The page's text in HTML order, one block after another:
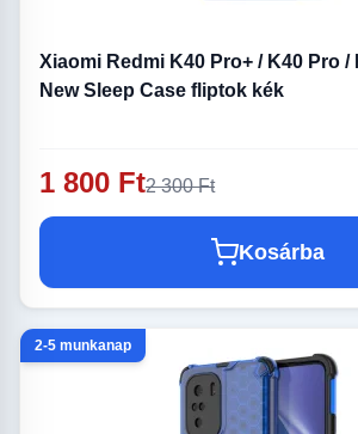
Xiaomi Redmi K40 Pro+ / K40 Pro /
New Sleep Case fliptok kék
1 800 Ft2 300 Ft
Kosárba
2-5 munkanap